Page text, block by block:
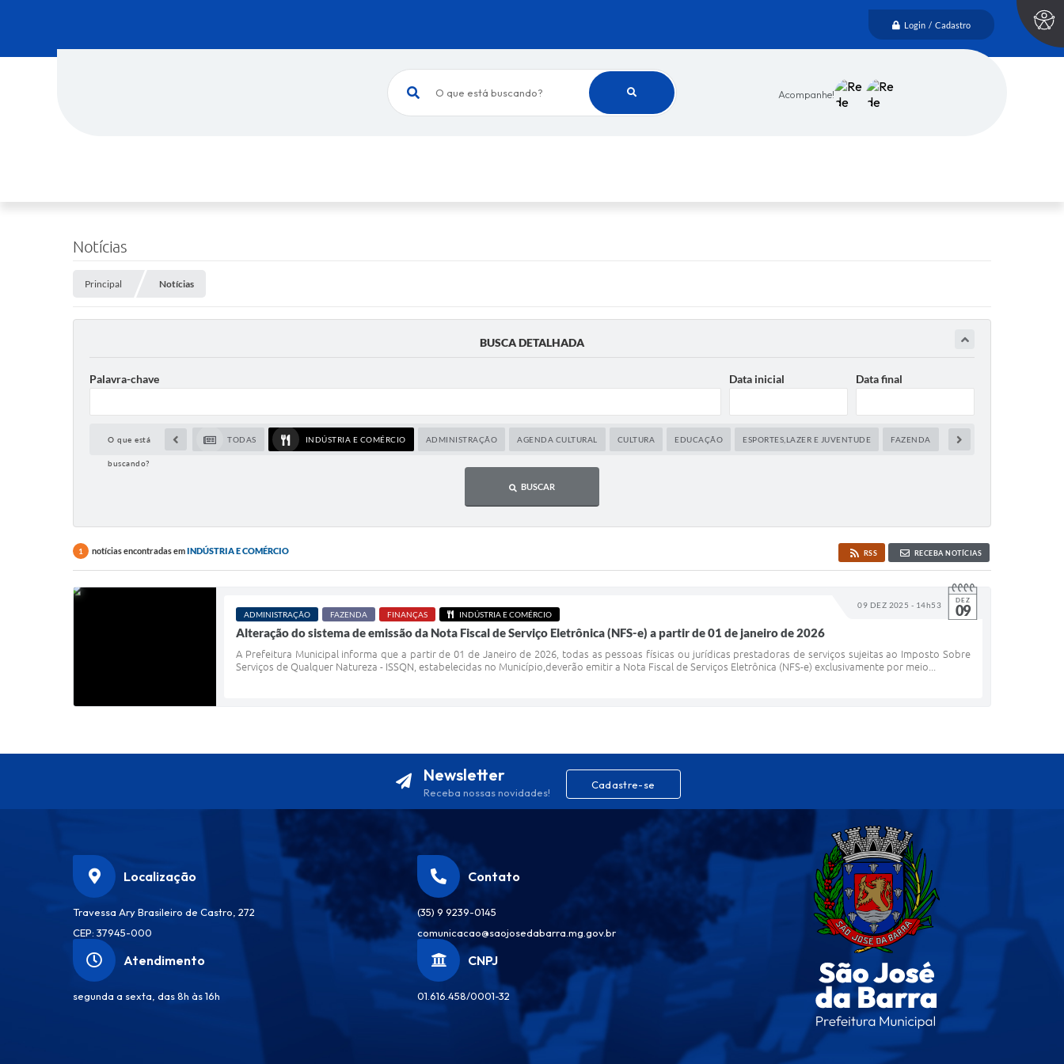
Login / Cadastro
O que está buscando? Acompanhe!
Notícias
Principal Notícias
BUSCA DETALHADA
Palavra-chave Data inicial Data final
O que está
buscando?
TODAS INDÚSTRIA E COMÉRCIO ADMINISTRAÇÃO AGENDA CULTURAL CULTURA EDUCAÇÃO ESPORTES,LAZER E JUVENTUDE FAZENDA FINANÇAS
BUSCAR
1 notícias encontradas emINDÚSTRIA E COMÉRCIO RSS RECEBA NOTÍCIAS
09 DEZ 2025 - 14h53 DEZ
09
ADMINISTRAÇÃO FAZENDA FINANÇAS INDÚSTRIA E COMÉRCIO
Alteração do sistema de emissão da Nota Fiscal de Serviço Eletrônica (NFS-e) a partir de 01 de janeiro de 2026
A Prefeitura Municipal informa que a partir de 01 de Janeiro de 2026, todas as pessoas físicas ou jurídicas prestadoras de serviços sujeitas ao Imposto Sobre
Serviços de Qualquer Natureza - ISSQN, estabelecidas no Município,deverão emitir a Nota Fiscal de Serviços Eletrônica (NFS-e) exclusivamente por meio...
Newsletter
Receba nossas novidades!
Cadastre-se
Localização
Travessa Ary Brasileiro de Castro, 272
CEP: 37945-000
Contato
(35) 9 9239-0145
comunicacao@saojosedabarra.mg.gov.br
Atendimento
segunda a sexta, das 8h às 16h
CNPJ
01.616.458/0001-32